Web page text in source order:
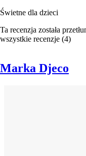
Świetne dla dzieci
Ta recenzja została
wszystkie recenzje (4)
Marka Djeco